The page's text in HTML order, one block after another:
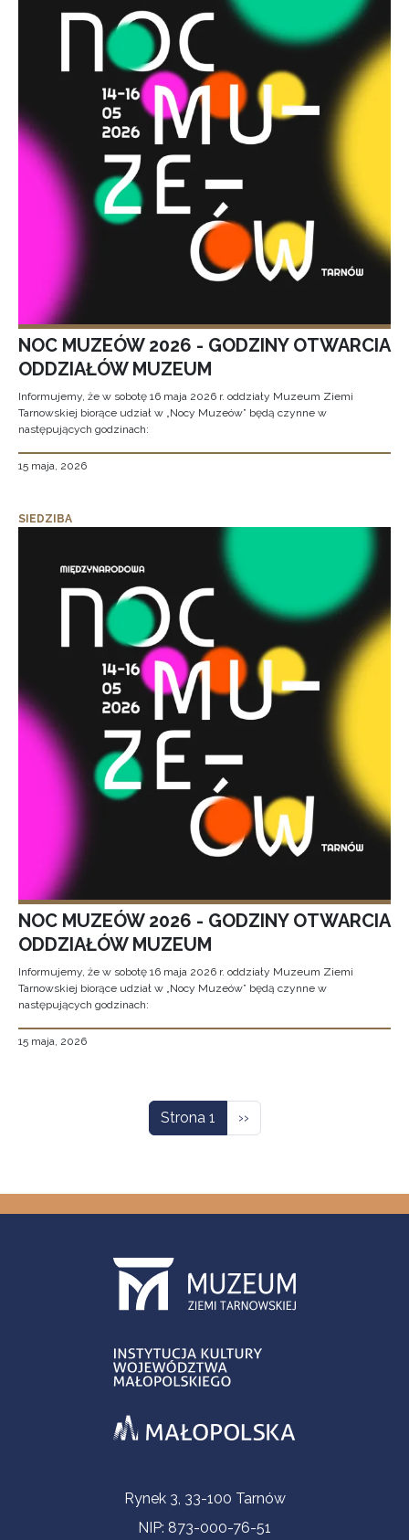
NOC MUZEÓW 2026 - GODZINY OTWARCIA
ODDZIAŁÓW MUZEUM
Informujemy, że w sobotę 16 maja 2026 r. oddziały Muzeum Ziemi
Tarnowskiej biorące udział w „Nocy Muzeów” będą czynne w
następujących godzinach:
15 maja, 2026
SIEDZIBA
NOC MUZEÓW 2026 - GODZINY OTWARCIA
ODDZIAŁÓW MUZEUM
Informujemy, że w sobotę 16 maja 2026 r. oddziały Muzeum Ziemi
Tarnowskiej biorące udział w „Nocy Muzeów” będą czynne w
następujących godzinach:
15 maja, 2026
Strona 1 Następna strona
››
Informacje kontaktoweRynek 3, 33-100 Tarnów
NIP: 873-000-76-51